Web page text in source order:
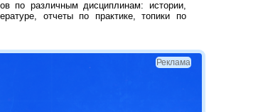
по различным дисциплинам: истории,
отчеты по практике, топики по
Реклама